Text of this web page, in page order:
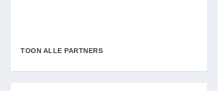
TOON ALLE PARTNERS